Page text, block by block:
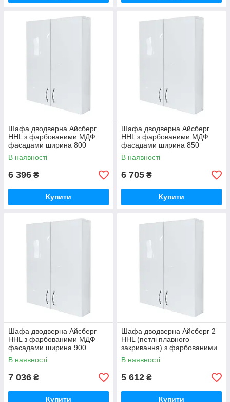
Шафа дводверна Айсберг
HHL з фарбованими МДФ
фасадами ширина 800
МАКСІ-Мебель (5102722)
В наявності
6 396 ₴
Купити
Шафа дводверна Айсберг
HHL з фарбованими МДФ
фасадами ширина 850
МЕКСІ (5102723)
В наявності
6 705 ₴
Купити
Шафа дводверна Айсберг
HHL з фарбованими МДФ
фасадами ширина 900
МАКСІ-Мебель (5102724)
В наявності
7 036 ₴
Купити
Шафа дводверна Айсберг 2
HHL (петлі плавного
закривання) з фарбованими
МДФ фасадами ширина 600
МАКСІ-МЕбель
В наявності
5 612 ₴
Купити